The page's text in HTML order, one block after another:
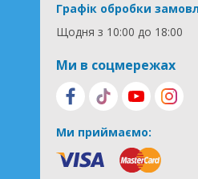
Графік обробки
Щодня з 10:00 до 18:00
Ми в соцмережах
Ми приймаємо: